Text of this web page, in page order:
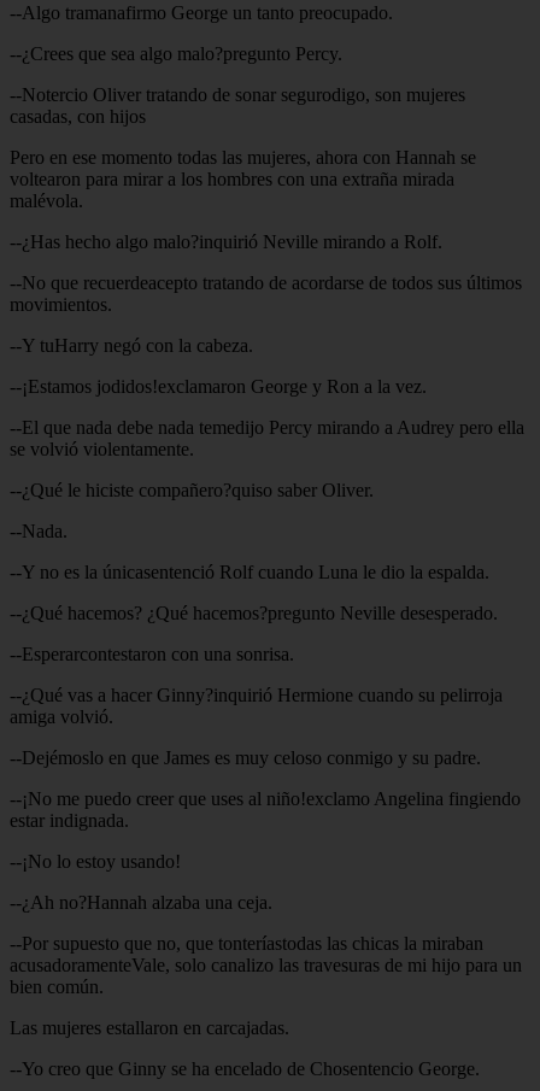
--Algo tramanafirmo George un tanto preocupado.
--¿Crees que sea algo malo?pregunto Percy.
--Notercio Oliver tratando de sonar segurodigo, son mujeres
casadas, con hijos
Pero en ese momento todas las mujeres, ahora con Hannah se
voltearon para mirar a los hombres con una extraña mirada
malévola.
--¿Has hecho algo malo?inquirió Neville mirando a Rolf.
--No que recuerdeacepto tratando de acordarse de todos sus últimos
movimientos.
--Y tuHarry negó con la cabeza.
--¡Estamos jodidos!exclamaron George y Ron a la vez.
--El que nada debe nada temedijo Percy mirando a Audrey pero ella
se volvió violentamente.
--¿Qué le hiciste compañero?quiso saber Oliver.
--Nada.
--Y no es la únicasentenció Rolf cuando Luna le dio la espalda.
--¿Qué hacemos? ¿Qué hacemos?pregunto Neville desesperado.
--Esperarcontestaron con una sonrisa.
--¿Qué vas a hacer Ginny?inquirió Hermione cuando su pelirroja
amiga volvió.
--Dejémoslo en que James es muy celoso conmigo y su padre.
--¡No me puedo creer que uses al niño!exclamo Angelina fingiendo
estar indignada.
--¡No lo estoy usando!
--¿Ah no?Hannah alzaba una ceja.
--Por supuesto que no, que tonteríastodas las chicas la miraban
acusadoramenteVale, solo canalizo las travesuras de mi hijo para un
bien común.
Las mujeres estallaron en carcajadas.
--Yo creo que Ginny se ha encelado de Chosentencio George.